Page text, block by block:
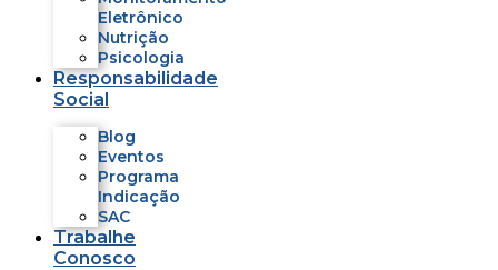
Eletrônico
Nutrição
Psicologia
Responsabilidade
Social
Blog
Eventos
Programa
Indicação
SAC
Trabalhe
Conosco